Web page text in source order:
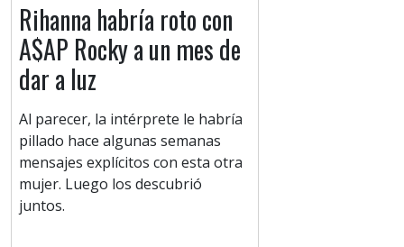
Rihanna habría roto con
A$AP Rocky a un mes de
dar a luz
Al parecer, la intérprete le habría
pillado hace algunas semanas
mensajes explícitos con esta otra
mujer. Luego los descubrió
juntos.